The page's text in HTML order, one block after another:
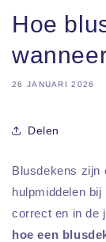
Hoe
26 JANUARI 2026
Delen
Blusdekens zijn
hulpmiddelen
correct en in de
hoe een